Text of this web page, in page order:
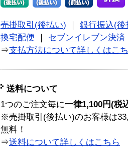
売掛取引(後払い) ｜ 銀行振込(後
換宅配便 ｜ セブンイレブン決済
⇒支払方法について詳しくはこ
送料について
1つのご注文毎に一律1,100円(税
※売掛取引(後払い)のお客様は
無料！
⇒送料について詳しくはこちら